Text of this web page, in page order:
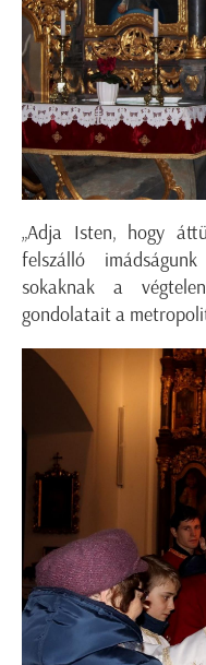
„Adja Isten, hogy
felszálló
sokaknak a
gondolatait a